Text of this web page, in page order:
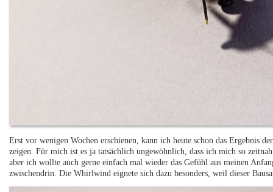
Erst vor wenigen Wochen erschienen, kann ich heute schon das Ergebnis
zeigen. Für mich ist es ja tatsächlich ungewöhnlich, dass ich mich so
aber ich wollte auch gerne einfach mal wieder das Gefühl aus meinen
zwischendrin. Die Whirlwind eignete sich dazu besonders, weil dieser